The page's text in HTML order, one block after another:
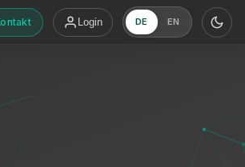
Login DE EN